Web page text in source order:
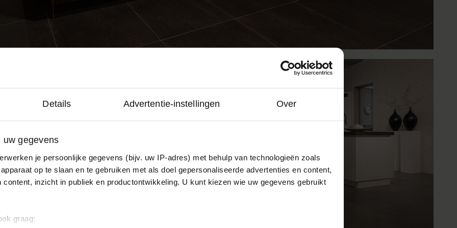
Details Advertentie-instellingen Over
uw gegevens
je persoonlijke gegevens (bijv. uw IP-adres) met behulp van technologieën zoals
op te slaan en te gebruiken met als doel gepersonaliseerde advertenties en content,
content, inzicht in publiek en productontwikkeling. U kunt kiezen wie uw gegevens gebruikt
graag: